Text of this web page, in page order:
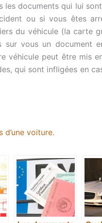
les documents qui lui
ou si vous êtes
du véhicule (la carte
sur vous un
véhicule peut être mis
qui sont infligées en
d’une voiture.